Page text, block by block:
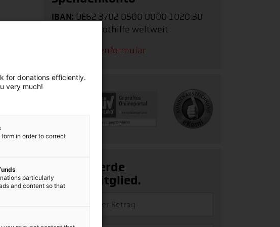
IBAN: DE62 3702 0500 0000 1020 30
Nothilfe weltweit
Zum Spendenformular
Ja, ich werde
Fördermitglied.
for donations efficiently.
very much!
in order to correct
particularly
and content so that